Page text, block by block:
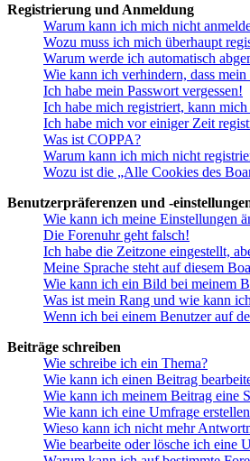
Registrierung und Anmeldung
Warum kann ich mich nicht
Wozu muss ich mich überhaupt
Warum werde ich automatisch
Wie kann ich verhindern, dass
Ich habe mein Passwort vergessen!
Ich habe mich registriert, kann
Ich habe mich vor einiger Zeit
Was ist COPPA?
Warum kann ich mich nicht
Wozu ist die „Alle Cookies des
Benutzerpräferenzen und -
Wie kann ich meine Einstellungen
Die Forenuhr geht falsch!
Ich habe die Zeitzone eingestellt,
Meine Sprache steht auf diesem
Wie kann ich ein Bild bei meinem
Was ist mein Rang und wie kann
Wenn ich bei einem Benutzer auf
Beiträge schreiben
Wie schreibe ich ein Thema?
Wie kann ich einen Beitrag
Wie kann ich meinem Beitrag eine
Wie kann ich eine Umfrage
Wieso kann ich nicht mehr
Wie bearbeite oder lösche ich eine